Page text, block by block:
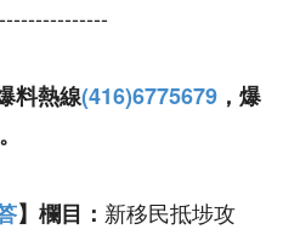
料熱線(416)6775679 ，爆
】欄目： 新移民抵埗攻